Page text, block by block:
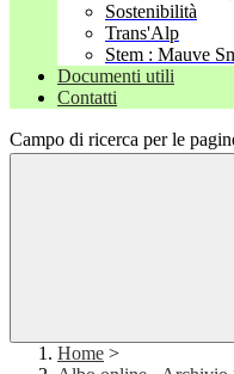
Sostenibilità
Trans'Alp
Stem : Mauve
Documenti utili
Contatti
Campo di ricerca per le
Home >